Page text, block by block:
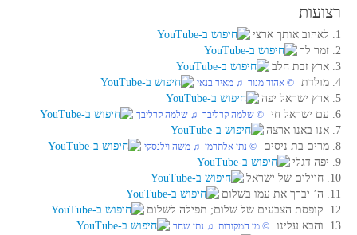
רצועות
1. לאהוב אותך ארצי
2. זמר לך
3. ארץ זבת חלב
4. מולדת
© אהוד מנור ♫ מאיר בנאי
5. ארץ ישראל יפה
6. עם ישראל חי
© שלמה קרליבך ♫ שלמה קרליבך
7. אנו באנו ארצה
8. מרים בת ניסים
© נתן אלתרמן ♫ משה וילנסקי
9. יפה דגלי
10. חיילים של ישראל
11. ה’ יברך את עמו בשלום
12. קופסת הצבעים של שלום; תפילה לשלום
13. והבא עלינו
© מן המקורות ♫ נתן שחר